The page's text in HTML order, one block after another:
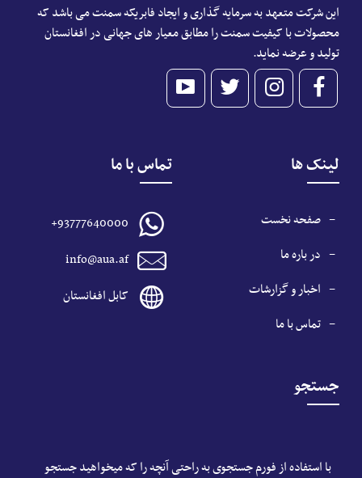
این شرکت متعهد به سرمایه گذاری و ایجاد فابریکه سمنت می باشد که
محصولات با کیفیت سمنت را مطابق معیار های جهانی در افغانستان
تولید و عرضه نماید.
لینک ها
صفحه نخست
در باره ما
اخبار و گزارشات
تماس با ما
تماس با ما
+93777640000
info@aua.af
کابل افغانستان
جستجو
با استفاده از فورم جستجوی به راحتی آنچه را که میخواهید جستجو